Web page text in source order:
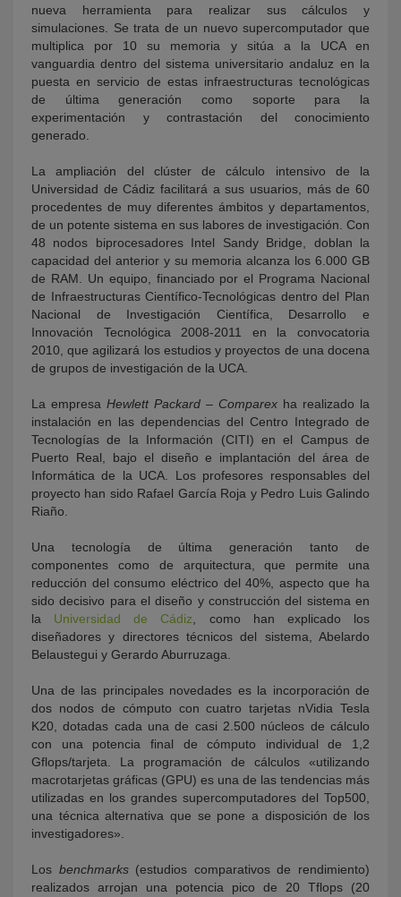
nueva herramienta para realizar sus cálculos y
simulaciones. Se trata de un nuevo supercomputador que
multiplica por 10 su memoria y sitúa a la UCA en
vanguardia dentro del sistema universitario andaluz en la
puesta en servicio de estas infraestructuras tecnológicas
de última generación como soporte para la
experimentación y contrastación del conocimiento
generado.
La ampliación del clúster de cálculo intensivo de la
Universidad de Cádiz facilitará a sus usuarios, más de 60
procedentes de muy diferentes ámbitos y departamentos,
de un potente sistema en sus labores de investigación. Con
48 nodos biprocesadores Intel Sandy Bridge, doblan la
capacidad del anterior y su memoria alcanza los 6.000 GB
de RAM. Un equipo, financiado por el Programa Nacional
de Infraestructuras Científico-Tecnológicas dentro del Plan
Nacional de Investigación Científica, Desarrollo e
Innovación Tecnológica 2008-2011 en la convocatoria
2010, que agilizará los estudios y proyectos de una docena
de grupos de investigación de la UCA.
La empresa Hewlett Packard – Comparex ha realizado la
instalación en las dependencias del Centro Integrado de
Tecnologías de la Información (CITI) en el Campus de
Puerto Real, bajo el diseño e implantación del área de
Informática de la UCA. Los profesores responsables del
proyecto han sido Rafael García Roja y Pedro Luis Galindo
Riaño.
Una tecnología de última generación tanto de
componentes como de arquitectura, que permite una
reducción del consumo eléctrico del 40%, aspecto que ha
sido decisivo para el diseño y construcción del sistema en
la Universidad de Cádiz , como han explicado los
diseñadores y directores técnicos del sistema, Abelardo
Belaustegui y Gerardo Aburruzaga.
Una de las principales novedades es la incorporación de
dos nodos de cómputo con cuatro tarjetas nVidia Tesla
K20, dotadas cada una de casi 2.500 núcleos de cálculo
con una potencia final de cómputo individual de 1,2
Gflops/tarjeta. La programación de cálculos «utilizando
macrotarjetas gráficas (GPU) es una de las tendencias más
utilizadas en los grandes supercomputadores del Top500,
una técnica alternativa que se pone a disposición de los
investigadores».
Los benchmarks(estudios comparativos de rendimiento)
realizados arrojan una potencia pico de 20 Tflops (20